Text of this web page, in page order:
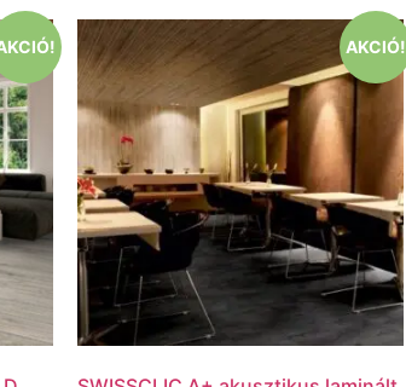
AKCIÓ!